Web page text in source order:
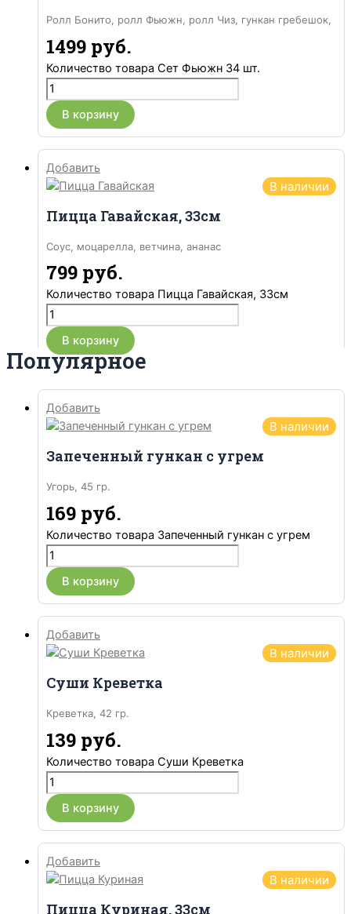
Ролл Бонито, ролл Фьюжн, ролл Чиз, гункан гребешок,
1499 руб.
Количество товара Сет Фьюжн 34 шт.
В корзину
Добавить
В наличии
Пицца Гавайская, 33см
Соус, моцарелла, ветчина, ананас
799 руб.
Количество товара Пицца Гавайская, 33см
В корзину
Популярное
Добавить
В наличии
Запеченный гункан с угрем
Угорь, 45 гр.
169 руб.
Количество товара Запеченный гункан с угрем
В корзину
Добавить
В наличии
Суши Креветка
Креветка, 42 гр.
139 руб.
Количество товара Суши Креветка
В корзину
Добавить
В наличии
Пицца Куриная, 33см